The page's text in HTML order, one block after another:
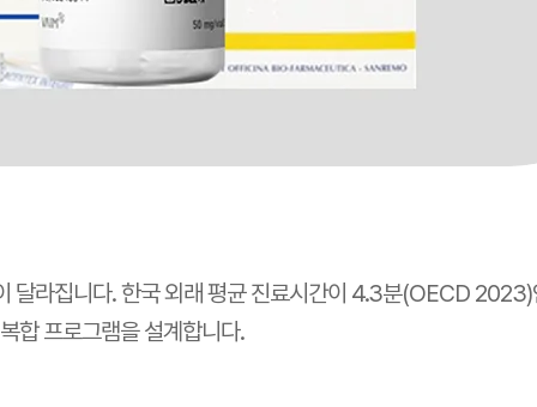
달라집니다. 한국 외래 평균 진료시간이 4.3분(OECD 2023)
합 프로그램을 설계합니다.